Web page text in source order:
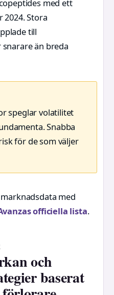
med ett
2024. Stora
till
än breda
speglar volatilitet
Snabba
för de som väljer
med
officiella lista.
och
baserat